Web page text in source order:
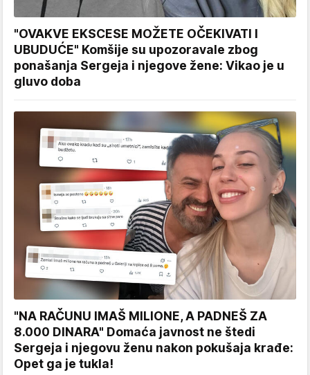
"OVAKVE EKSCESE MOŽETE OČEKIVATI I
UBUDUĆE" Komšije su upozoravale zbog
ponašanja Sergeja i njegove žene: Vikao je u
gluvo doba
"NA RAČUNU IMAŠ MILIONE, A PADNEŠ ZA
8.000 DINARA" Domaća javnost ne štedi
Sergeja i njegovu ženu nakon pokušaja krađe:
Opet ga je tukla!